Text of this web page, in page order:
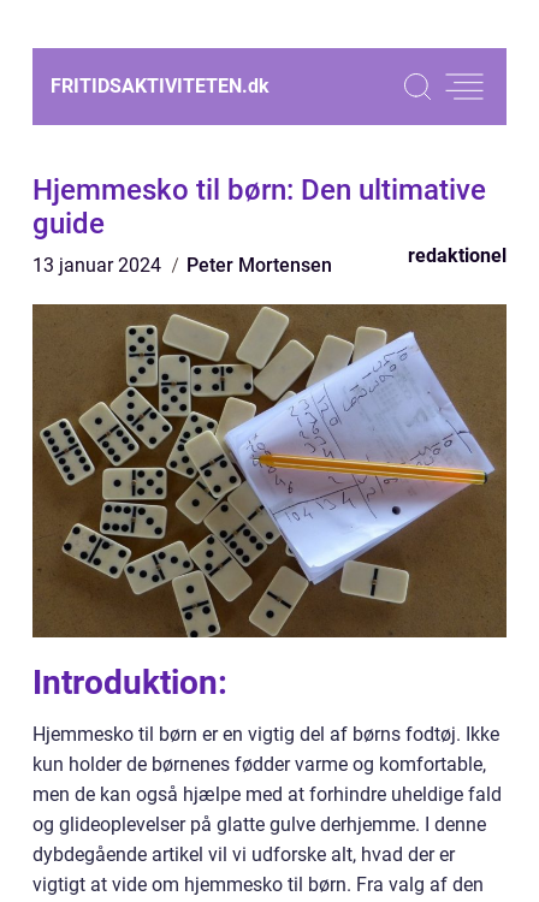
FRITIDSAKTIVITETEN.dk
Hjemmesko til børn: Den ultimative
guide
13 januar 2024 Peter Mortensen redaktionel
Introduktion:
Hjemmesko til børn er en vigtig del af børns fodtøj. Ikke
kun holder de børnenes fødder varme og komfortable,
men de kan også hjælpe med at forhindre uheldige fald
og glideoplevelser på glatte gulve derhjemme. I denne
dybdegående artikel vil vi udforske alt, hvad der er
vigtigt at vide om hjemmesko til børn. Fra valg af den